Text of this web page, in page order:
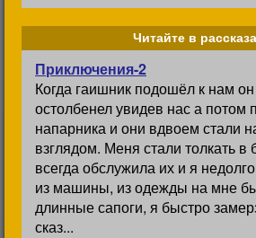
Читайте в
Приключения-2
Когда гаишник подошёл к нам он
остолбенел увидев нас а потом
напарника и они вдвоем стали
взглядом. Меня стали толкать в
всегда обслужила их и я
из машины, из одежды на мне
длинные сапоги, я быстро
сказ...